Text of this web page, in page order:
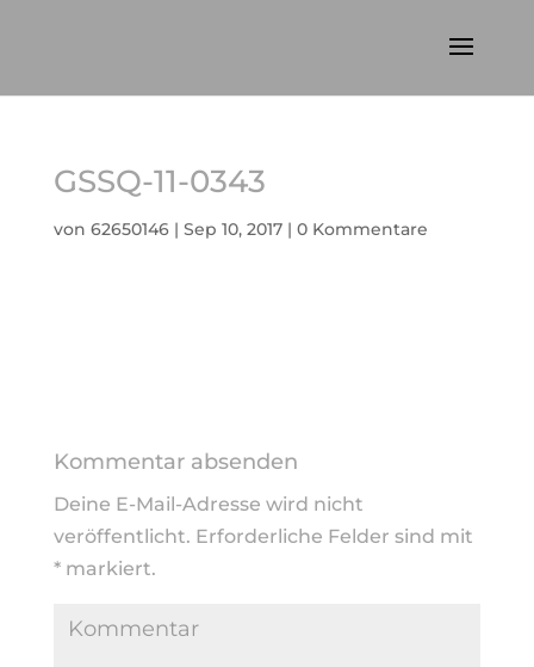
GSSQ-11-0343
von 62650146| Sep 10, 2017| 0 Kommentare
Kommentar absenden
Deine E-Mail-Adresse wird nicht
veröffentlicht. Erforderliche Felder sind mit
*markiert.